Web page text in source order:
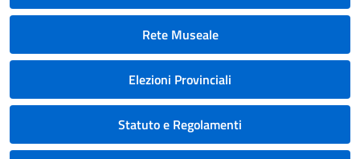
Rete Museale
Elezioni Provinciali
Statuto e Regolamenti